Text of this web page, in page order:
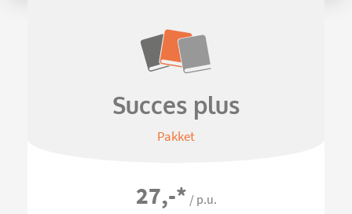
Succes plus
Pakket
27,-* / p.u.